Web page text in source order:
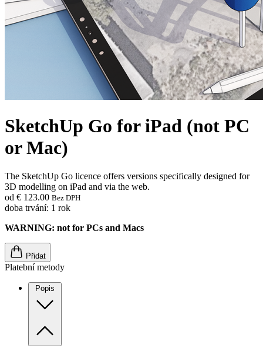
SketchUp Go for iPad (not PC
or Mac)
The SketchUp Go licence offers versions specifically designed for
3D modelling on iPad and via the web.
od € 123.00 Bez DPH
doba trvání: 1 rok
WARNING: not for PCs and Macs
Přidat
Platební metody
Popis